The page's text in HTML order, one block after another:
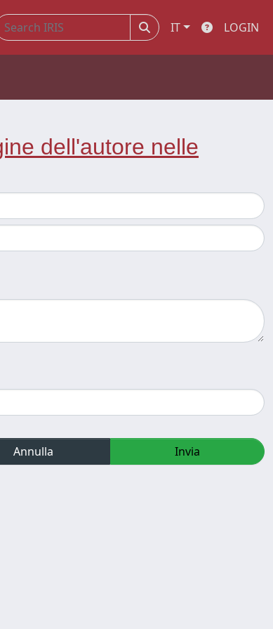
IT LOGIN
dell'autore nelle
Annulla Invia